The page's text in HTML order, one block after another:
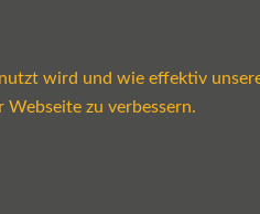
wird und wie effektiv
zu verbessern.